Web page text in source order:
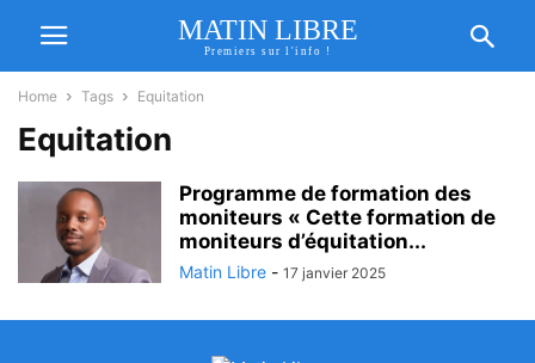
MATIN LIBRE
Premiers sur l'info !
Home Tags Equitation
Equitation
Programme de formation des
moniteurs « Cette formation de
moniteurs d’équitation...
Matin Libre - 17 janvier 2025